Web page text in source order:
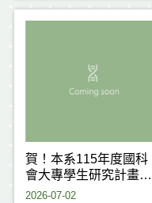
賀！本系115年度國科
會大專學生研究計畫通
過6件！
2026-07-02